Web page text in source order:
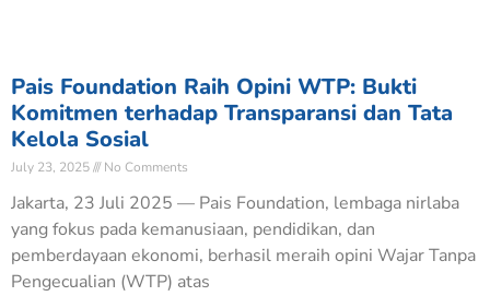
Pais Foundation Raih Opini WTP: Bukti
Komitmen terhadap Transparansi dan Tata
Kelola Sosial
July 23, 2025 No Comments
Jakarta, 23 Juli 2025 — Pais Foundation, lembaga nirlaba
yang fokus pada kemanusiaan, pendidikan, dan
pemberdayaan ekonomi, berhasil meraih opini Wajar Tanpa
Pengecualian (WTP) atas